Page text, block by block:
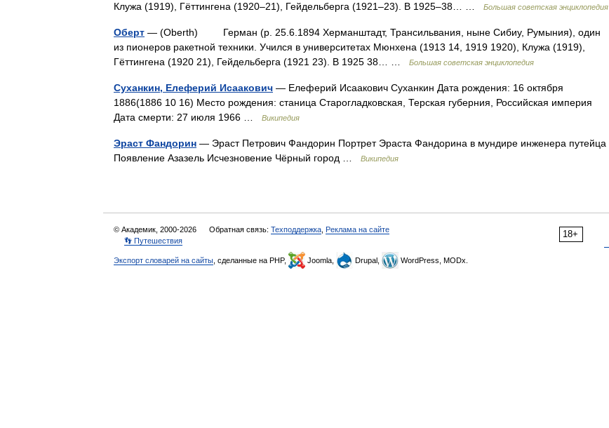
Клужа (1919), Гёттингена (1920‒21), Гейдельберга (1921‒23). В 1925‒38… …
Большая советская энциклопедия
Оберт — (Oberth) Герман (р. 25.6.1894 Херманштадт, Трансильвания, ныне Сибиу, Румыния), один
из пионеров ракетной техники. Учился в университетах Мюнхена (1913 14, 1919 1920), Клужа (1919),
Гёттингена (1920 21), Гейдельберга (1921 23). В 1925 38… …
Большая советская энциклопедия
Суханкин, Елеферий Исаакович — Елеферий Исаакович Суханкин Дата рождения: 16 октября
1886(1886 10 16) Место рождения: станица Старогладковская, Терская губерния, Российская империя
Дата смерти: 27 июля 1966 …
Википедия
Эраст Фандорин — Эраст Петрович Фандорин Портрет Эраста Фандорина в мундире инженера путейца
Появление Азазель Исчезновение Чёрный город …
Википедия
18+
© Академик, 2000-2026 Обратная связь: Техподдержка Реклама на сайте
👣 Путешествия
Экспорт словарей на сайты , сделанные на PHP, Joomla, Drupal, WordPress, MODx.